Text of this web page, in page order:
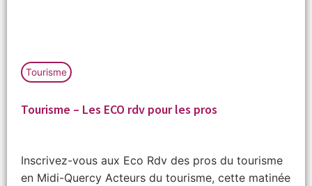
Tourisme
Tourisme – Les ECO rdv pour les pros
Inscrivez-vous aux Eco Rdv des pros du tourisme
en Midi-Quercy Acteurs du tourisme, cette matinée